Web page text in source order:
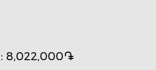
: 8,022,000֏